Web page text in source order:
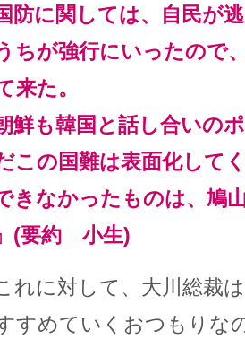
防に関しては、自民が
ちが強行にいったので
来た。
鮮も韓国と話し合いの
この国難は表面化して
きなかったものは、鳩
(要約 小生)
に対して、大川総裁は
すめていくおつもりな